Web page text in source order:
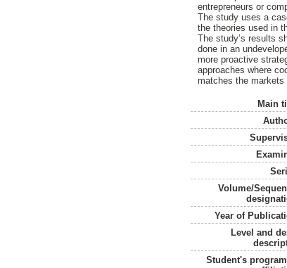
entrepreneurs or
The study uses a
the theories used in
The study’s results
done in an
more proactive
approaches where
matches the markets
Main
Volume/
Year of
Level and
Student's